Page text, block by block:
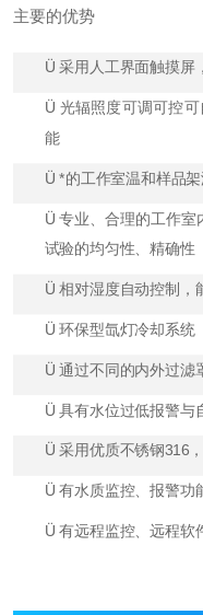
主要的优势
Ü采用人工界面触摸屏
Ü 光辐照度可调可控
能
Ü*的工作室温和样品
Ü专业、合理的工作室
试验的均匀性、精确性
Ü相对湿度自动控制，
Ü环保型氙灯冷却系统
Ü通过不同的内外过滤
Ü具有水位过低报警与
Ü采用优质不锈钢316
Ü有水质监控、报警功
Ü有远程监控、远程软